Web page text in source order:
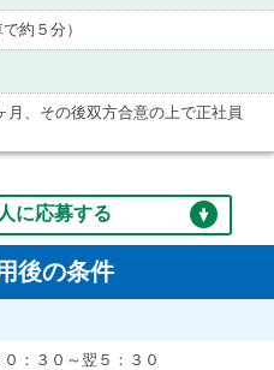
約５分）
月、その後双方合意の上で正社員
に応募する
後の条件
：３０～翌５：３０